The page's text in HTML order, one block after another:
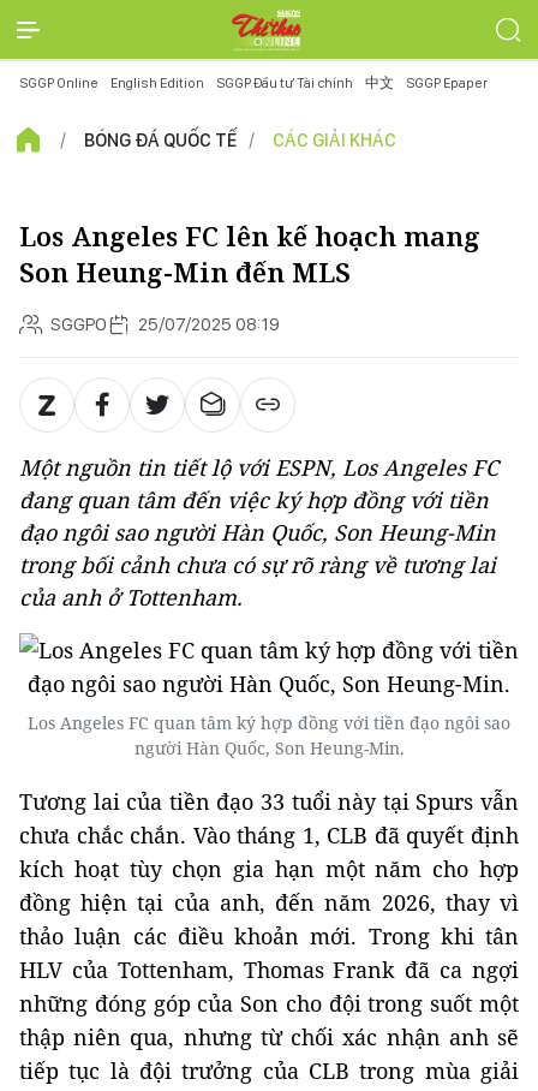
SGGP Online English Edition SGGP Đầu tư Tài chính 中文 SGGP Epaper
BÓNG ĐÁ QUỐC TẾ CÁC GIẢI KHÁC
Los Angeles FC lên kế hoạch mang
Son Heung-Min đến MLS
SGGPO 25/07/2025 08:19
Một nguồn tin tiết lộ với ESPN, Los Angeles FC
đang quan tâm đến việc ký hợp đồng với tiền
đạo ngôi sao người Hàn Quốc, Son Heung-Min
trong bối cảnh chưa có sự rõ ràng về tương lai
của anh ở Tottenham.
Los Angeles FC quan tâm ký hợp đồng với tiền đạo ngôi sao
người Hàn Quốc, Son Heung-Min.
Tương lai của tiền đạo 33 tuổi này tại Spurs vẫn
chưa chắc chắn. Vào tháng 1, CLB đã quyết định
kích hoạt tùy chọn gia hạn một năm cho hợp
đồng hiện tại của anh, đến năm 2026, thay vì
thảo luận các điều khoản mới. Trong khi tân
HLV của Tottenham, Thomas Frank đã ca ngợi
những đóng góp của Son cho đội trong suốt một
thập niên qua, nhưng từ chối xác nhận anh sẽ
tiếp tục là đội trưởng của CLB trong mùa giải